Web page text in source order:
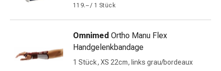
Muskel-
Gelenkschmerzen
Schmerzmittel
119.– / 1 Stück
Omnimed Ortho Manu Flex
Handgelenkbandage
1 Stück, XS 22cm, links grau/bordeaux